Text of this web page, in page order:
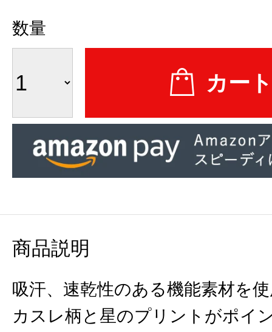
数量
商品説明
吸汗、速乾性のある機能素材を
カスレ柄と星のプリントがポイ